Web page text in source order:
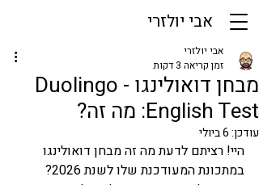
אבי יולזרי
מבחן דואולינגו - Duolingo
English Test: מה זה?
אבי יולזרי
זמן קריאה 3 דקות
עודכן:6 ביולי
היי! רציתם לדעת מה זה מבחן דואולינגו
במתכונת המעודכנת שלו לשנת 2026?